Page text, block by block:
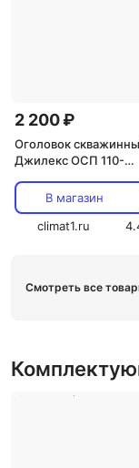
2 200 ₽
Оголовок
Джилекс ОСП 110-
В магазин
climat1.ru
Смотреть все